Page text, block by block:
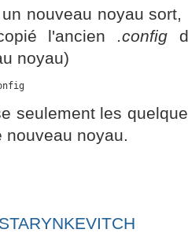
un nouveau noyau
l'ancien .config
noyau)
seulement les
nouveau noyau.